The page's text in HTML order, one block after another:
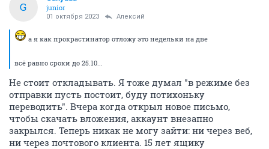
G
junior
01 октября 2023 Алексий
а я как прокрастинатор отложу это недельки на две
всё равно сроки до 25.10...
Не стоит откладывать. Я тоже думал "в режиме без
отправки пусть постоит, буду потихоньку
переводить". Вчера когда открыл новое письмо,
чтобы скачать вложения, аккаунт внезапно
закрылся. Теперь никак не могу зайти: ни через веб,
ни через почтового клиента. 15 лет ящику